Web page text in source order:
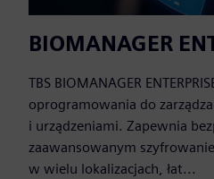
BIOMANAGER
TBS BIOMANAGER
oprogramowania do
i urządzeniami. Zapewnia
zaawansowanym
w wielu lokalizacjach, łat...